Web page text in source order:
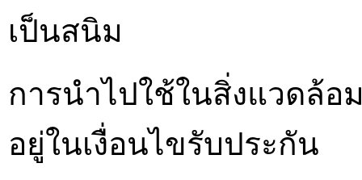
เป็นสนิม
การนำไปใช้ในสิ่งแวดล้
อยู่ในเงื่อนไขรับประกัน